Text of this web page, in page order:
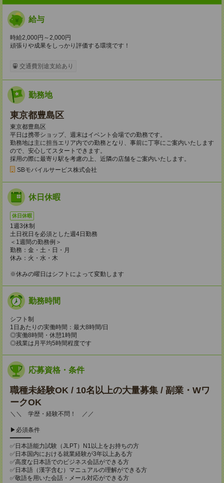
給与
時給2,000円～2,000円
頑張りや成果をしっかり評価する環境です！
交通費別途支給あり
勤務地
東京都豊島区
東京都豊島区
平日は携帯ショップ、週末はイベント会場での勤務です。
勤務地は主に担当エリア内での勤務となり、事前に丁寧にご案内いたします
ので、安心してスタートできます。
採用の際に最寄り駅を考慮の上、近隣の店舗をご案内いたします。
SBモバイルサービス株式会社
休日休暇
休日休暇
1週3休制
土日祝日を必須とした週4日勤務
＜1週間の勤務例＞
勤務：金・土・日・月
休み：火・水・木
※休みの曜日はシフトによって変動します
勤務時間
シフト制
1日あたりの実働時間：最大8時間/日
◎実働8時間・休憩1時間
◎残業は月平均5時間程度です
応募資格・条件
職種未経験OK / 10名以上の大量募集 / 副業・Wワ
ークOK
＼＼ 学歴・経験不問！ ／／
▶必須条件
━━━━━━
✅日本語能力試験（JLPT）N1以上をお持ちの方
✅日本国内における就業経験が3年以上ある方
✅高度な日本語でのビジネス会話ができる方
✅日本語（漢字含む）マニュアルの理解ができる方
✅敬語を用いた会話・メール対応ができる方